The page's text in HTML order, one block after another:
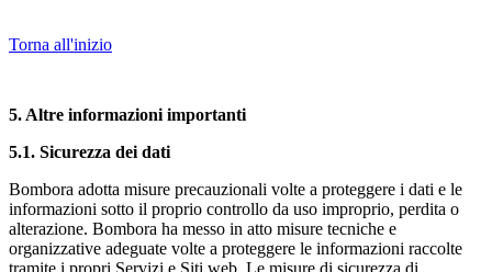
Torna all'inizio
5. Altre informazioni importanti
5.1. Sicurezza dei dati
Bombora adotta misure precauzionali volte a proteggere i dati e le
informazioni sotto il proprio controllo da uso improprio, perdita o
alterazione. Bombora ha messo in atto misure tecniche e
organizzative adeguate volte a proteggere le informazioni raccolte
tramite i propri Servizi e Siti web. Le misure di sicurezza di